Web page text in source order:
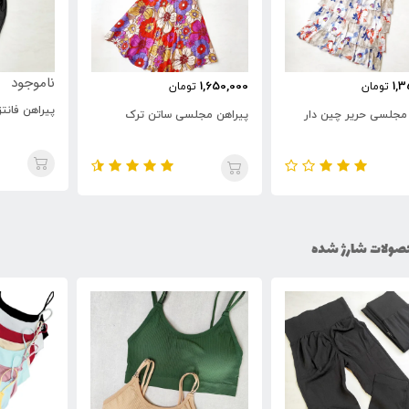
تومان
مجلسی ساتن ترک
ناموجود
پیراهن فانتزی ریون
ناموجود
پیراهن
شارژ شده